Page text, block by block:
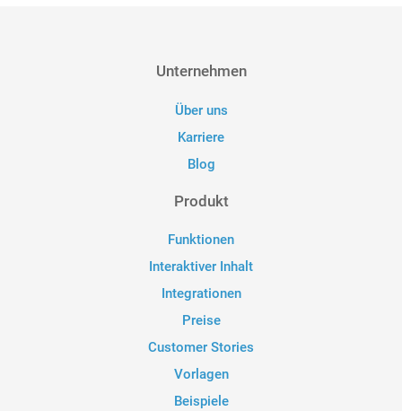
Unternehmen
Über uns
Karriere
Blog
Produkt
Funktionen
Interaktiver Inhalt
Integrationen
Preise
Customer Stories
Vorlagen
Beispiele